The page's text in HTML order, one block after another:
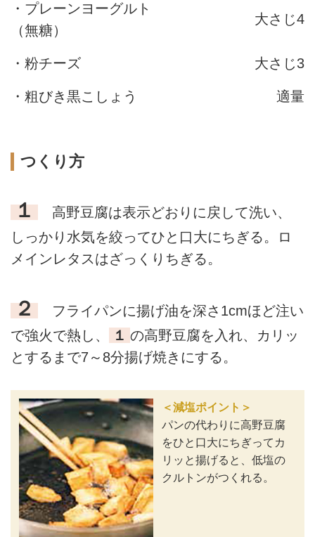
・プレーンヨーグルト
（無糖）
大さじ4
・粉チーズ 大さじ3
・粗びき黒こしょう 適量
つくり方
１
高野豆腐は表示どおりに戻して洗い、
しっかり水気を絞ってひと口大にちぎる。ロ
メインレタスはざっくりちぎる。
２
フライパンに揚げ油を深さ1cmほど注い
で強火で熱し、
１ の高野豆腐を入れ、カリッ
とするまで7～8分揚げ焼きにする。
＜減塩ポイント＞
パンの代わりに高野豆腐
をひと口大にちぎってカ
リッと揚げると、低塩の
クルトンがつくれる。